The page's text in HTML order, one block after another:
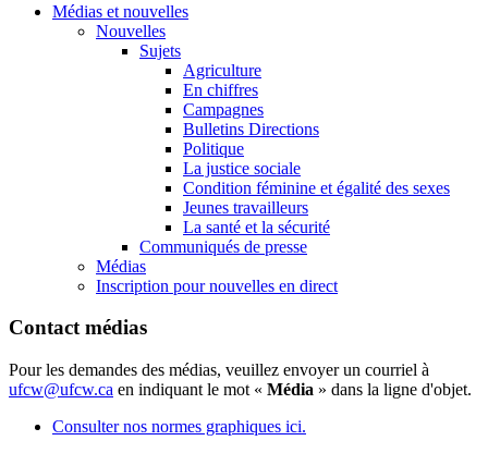
Médias et nouvelles
Nouvelles
Sujets
Agriculture
En chiffres
Campagnes
Bulletins Directions
Politique
La justice sociale
Condition féminine et égalité des sexes
Jeunes travailleurs
La santé et la sécurité
Communiqués de presse
Médias
Inscription pour nouvelles en direct
Contact médias
Pour les demandes des médias, veuillez envoyer un courriel à
ufcw@ufcw.ca en indiquant le mot « Média » dans la ligne d'objet.
Consulter nos normes graphiques ici.